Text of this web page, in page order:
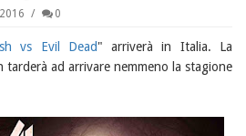
0
vs Evil Dead" arriverà in Italia. La
tarderà ad arrivare nemmeno la stagione